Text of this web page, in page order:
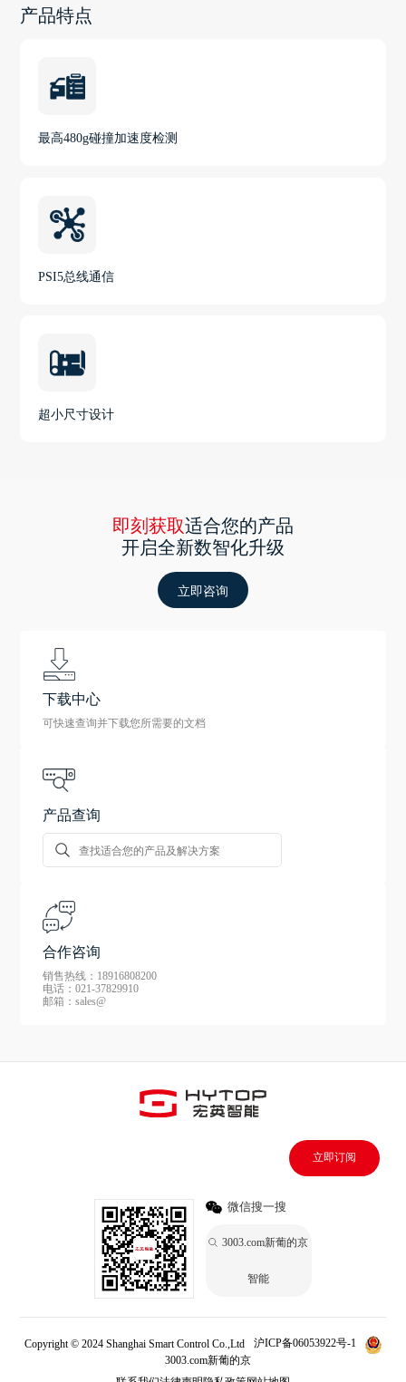
产品特点
最高480g碰撞加速度检测
PSI5总线通信
超小尺寸设计
即刻获取适合您的产品
开启全新数智化升级
立即咨询
下载中心
可快速查询并下载您所需要的文档
产品查询
合作咨询
销售热线：18916808200
电话：021-37829910
邮箱：sales@
立即订阅
微信搜一搜
3003.com新葡的京
智能
Copyright © 2024 Shanghai Smart Control Co.,Ltd
沪ICP备06053922号-1
3003.com新葡的京